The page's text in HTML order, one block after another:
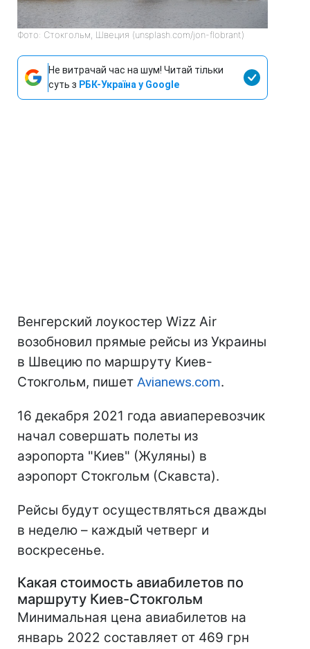
Фото: Стокгольм, Швеция (unsplash.com/jon-flobrant)
Не витрачай час на шум! Читай тільки
суть з РБК-Україна у Google
Венгерский лоукостер Wizz Air
возобновил прямые рейсы из Украины
в Швецию по маршруту Киев-
Стокгольм, пишет Аvianews.com.
16 декабря 2021 года авиаперевозчик
начал совершать полеты из
аэропорта "Киев" (Жуляны) в
аэропорт Стокгольм (Скавста).
Рейсы будут осуществляться дважды
в неделю – каждый четверг и
воскресенье.
Какая стоимость авиабилетов по
маршруту Киев-Стокгольм
Минимальная цена авиабилетов на
январь 2022 составляет от 469 грн